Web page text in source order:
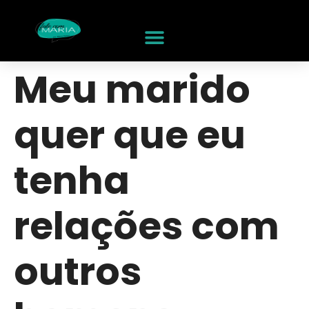
Meu marido
quer que eu
tenha
relações com
outros